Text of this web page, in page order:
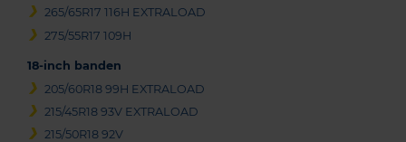
265/65R17 116H EXTRALOAD
275/55R17 109H
18-inch banden
205/60R18 99H EXTRALOAD
215/45R18 93V EXTRALOAD
215/50R18 92V